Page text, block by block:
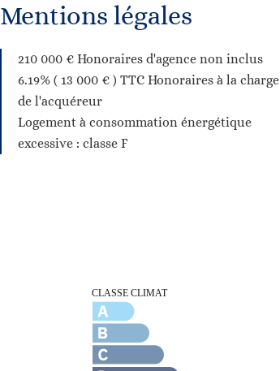
Mentions légales
210 000 € Honoraires d'agence non inclus
6.19% ( 13 000 € ) TTC Honoraires à la charge
de l'acquéreur
Logement à consommation énergétique
excessive : classe F